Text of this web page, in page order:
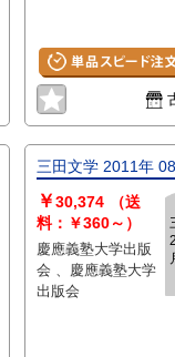
三田文学 2011年
￥30,374
（送
料：￥360～）
慶應義塾大学出版
会 、慶應義塾大学
出版会